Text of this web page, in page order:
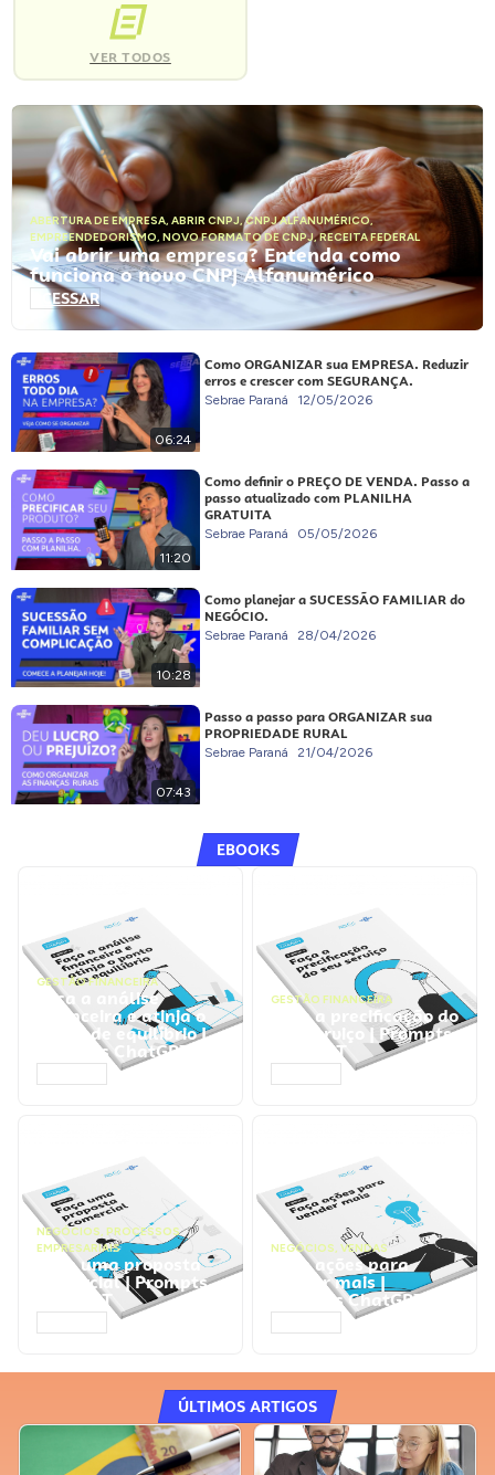
VER TODOS
ABERTURA DE EMPRESA, ABRIR CNPJ,CNPJ ALFANUMÉRICO,
EMPREENDEDORISMO, NOVO FORMATO DE CNPJ,RECEITA FEDERAL
Vai abrir uma empresa? Entenda como
funciona o novo CNPJ Alfanumérico
ACESSAR
06:24
Como ORGANIZAR sua EMPRESA. Reduzir
erros e crescer com SEGURANÇA.
Sebrae Paraná 12/05/2026
11:20
Como definir o PREÇO DE VENDA. Passo a
passo atualizado com PLANILHA
GRATUITA
Sebrae Paraná 05/05/2026
10:28
Como planejar a SUCESSÃO FAMILIAR do
NEGÓCIO.
Sebrae Paraná 28/04/2026
07:43
Passo a passo para ORGANIZAR sua
PROPRIEDADE RURAL
Sebrae Paraná 21/04/2026
EBOOKS
GESTÃO FINANCEIRA
Faça a análise
financeira e atinja o
ponto de equilíbrio |
Prompts ChatGPT
GESTÃO FINANCEIRA
Faça a precificação do
seu serviço | Prompts
ChatGPT
NEGÓCIOS, PROCESSOS
EMPRESARIAIS
Faça uma proposta
comercial | Prompts
ChatGPT
NEGÓCIOS, VENDAS
Faça ações para
vender mais |
Prompts ChatGPT
ÚLTIMOS ARTIGOS